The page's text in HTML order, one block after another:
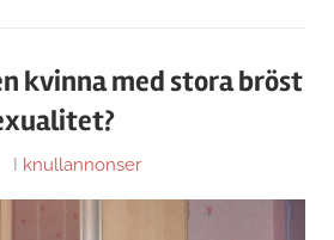
kvinna med stora bröst
Av
Caroline
knullannonser